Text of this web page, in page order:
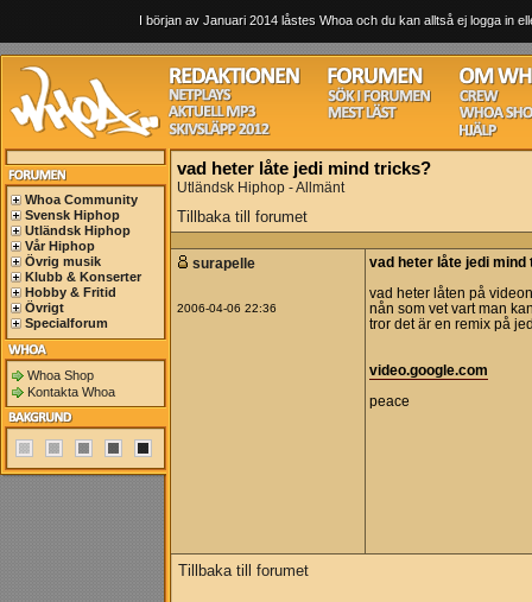
I början av Januari 2014 låstes Whoa och du kan alltså ej logga in
Whoa Community
Svensk Hiphop
Utländsk Hiphop
Vår Hiphop
Övrig musik
Klubb & Konserter
Hobby & Fritid
Övrigt
Specialforum
Whoa Shop
Kontakta Whoa
vad heter låte jedi mind tricks?
Utländsk Hiphop - Allmänt
Tillbaka till forumet
surapelle
2006-04-06 22:36
vad heter låte jedi mind
vad heter låten på videon
nån som vet vart man
tror det är en remix på
video.google.com
peace
Tillbaka till forumet